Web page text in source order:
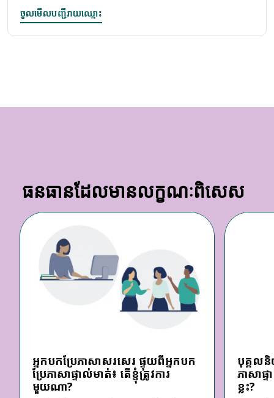
ចូលមើលបញ្ជីរាយឈ្មោះ
ធនធានដែលមានលក្ខណៈពិសេស
អ្នកបកប្រែភាសាសរសេរ ផ្ទុយពីអ្នកបក
ប្រែភាសាផ្ទាល់មាត់៖ តើខ្ញុំត្រូវការ
មួយណា?
បុគ្គលនិ
ភាសាផ្
ខ្លះ?